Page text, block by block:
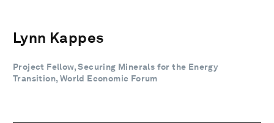
Lynn Kappes
Project Fellow, Securing Minerals for the Energy
Transition, World Economic Forum